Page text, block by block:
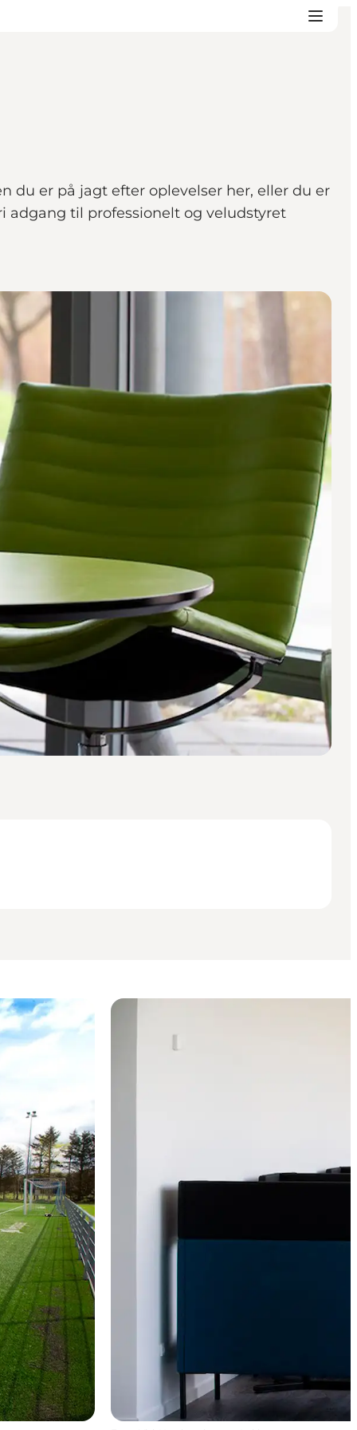
du er på jagt efter oplevelser her, eller du er
adgang til professionelt og veludstyret